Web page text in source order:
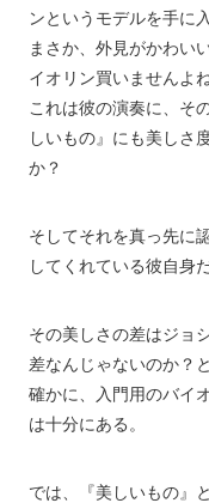
ンというモデルを手に
まさか、外見がかわい
イオリン買いませんよね
これは彼の演奏に、そ
しいもの』にも美しさ
か？
そしてそれを真っ先に
してくれている彼自身だ
その美しさの差はジョ
差なんじゃないのか？
確かに、入門用のバイ
は十分にある。
では、『美しいもの』